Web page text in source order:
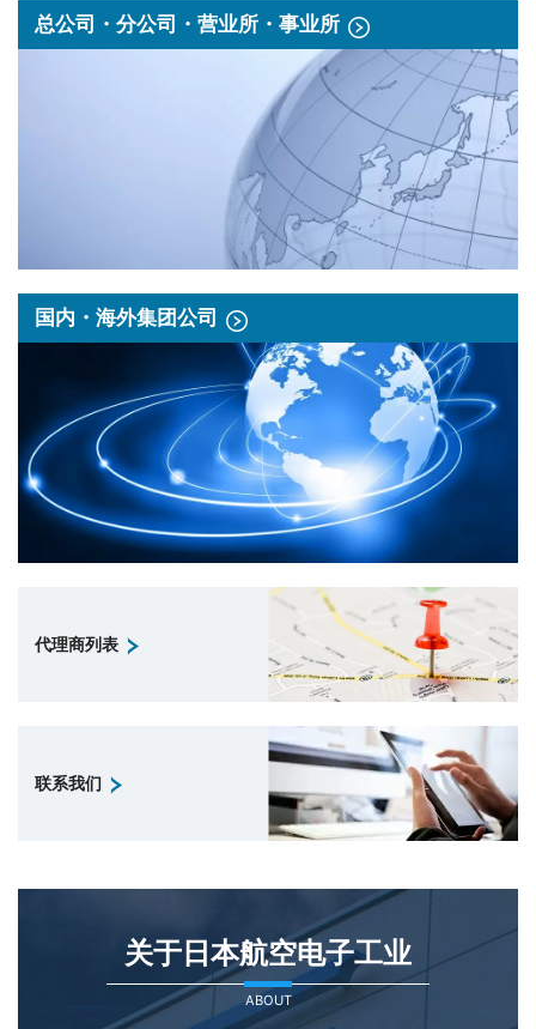
总公司・分公司・营业所・事业所
国内・海外集团公司
代理商列表
联系我们
关于日本航空电子工业
ABOUT